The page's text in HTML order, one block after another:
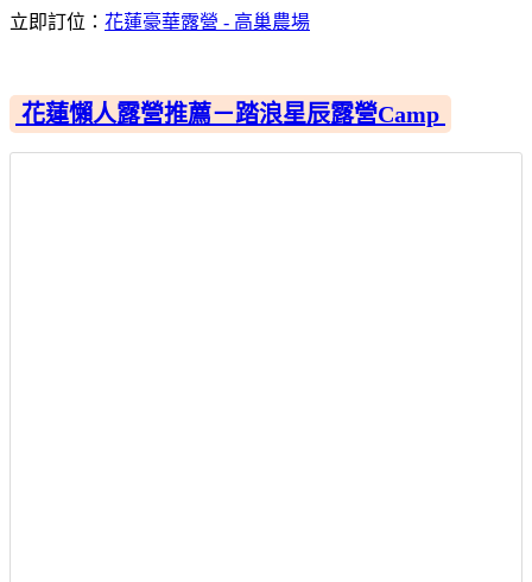
立即訂位： 花蓮豪華露營 - 高巢農場
花蓮懶人露營推薦－踏浪星辰露營Camp